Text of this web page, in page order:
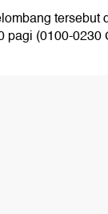
pagi (0100-